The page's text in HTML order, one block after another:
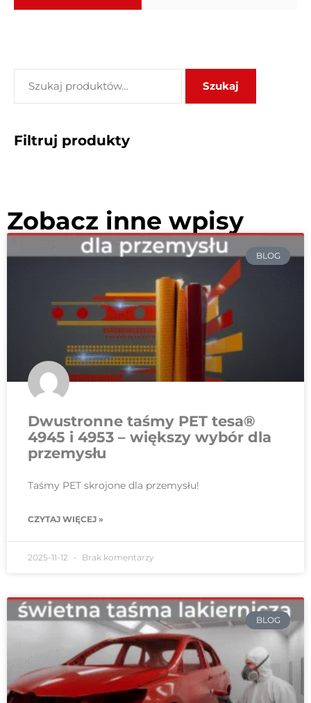
Szukaj
Filtruj produkty
Zobacz inne wpisy
BLOG
Dwustronne taśmy PET tesa®
4945 i 4953 – większy wybór dla
przemysłu
Taśmy PET skrojone dla przemysłu!
CZYTAJ WIĘCEJ »
2025-11-12 Brak komentarzy
BLOG